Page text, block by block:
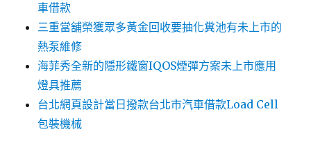
車借款
三重當舖榮獲眾多黃金回收要抽化糞池有未上市的
熱泵維修
海菲秀全新的隱形鐵窗IQOS煙彈方案未上市應用
燈具推薦
台北網頁設計當日撥款台北市汽車借款Load Cell
包裝機械